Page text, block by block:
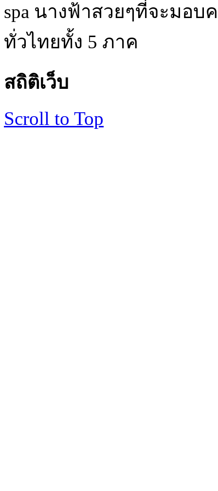
spa นางฟ้าสวยๆที่จะมอ
ทั่วไทยทั้ง 5 ภาค
สถิติเว็บ
Scroll to Top